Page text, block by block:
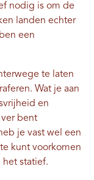
nodig is om de
landen echter
een
te laten
Wat je aan
en
bent
je vast wel een
kunt voorkomen
het statief.